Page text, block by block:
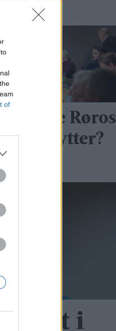
of
hadde Røros
hytter?
hullet i